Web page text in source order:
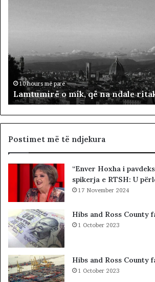
i
m
i
k
,
d
l
r
i
t
a
10 hours më parë
Lamtumirë o mik, që na ndale
Postimet më të ndjekura
“Enver Hoxha i
spikerja e RTSH: U
17 November 2024
Hibs and Ross County
1 October 2023
Hibs and Ross County
1 October 2023